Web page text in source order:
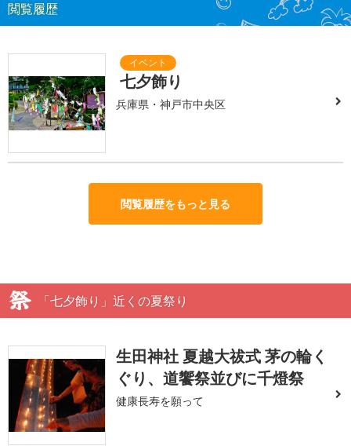
閲覧履歴
七夕飾り
兵庫県・神戸市中央区
閲覧履歴をもっと見る
「七夕飾り」近くの夏祭り
生田神社 夏越大祓式 茅の輪く
ぐり、道饗祭並びに千燈祭
健康長寿を願って